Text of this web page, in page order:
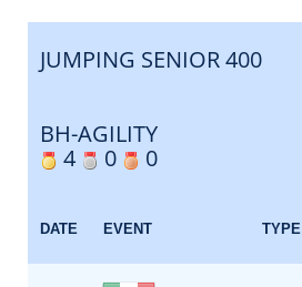
JUMPING SENIOR 400
BH-AGILITY
4
0 0
DATE EVENT TYPE